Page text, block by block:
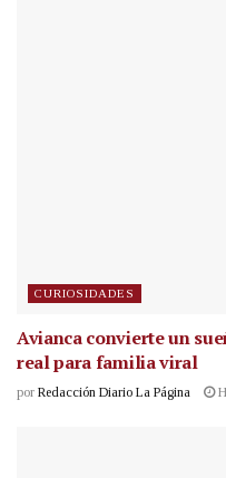
CURIOSIDADES
Avianca convierte un
real para familia viral
por Redacción Diario La Página